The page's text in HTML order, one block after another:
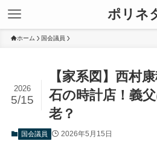
ポリネ
ホーム 国会議員
【家系図】西村
石の時計店！義
老？
2026
5/15
国会議員 2026年5月15日